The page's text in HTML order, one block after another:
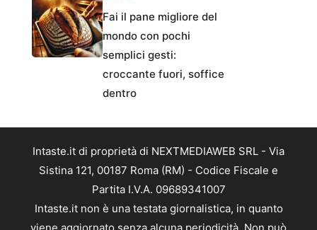
Fai il pane migliore del
mondo con pochi
semplici gesti:
croccante fuori, soffice
dentro
Intaste.it di proprietà di NEXTMEDIAWEB SRL - Via
Sistina 121, 00187 Roma (RM) - Codice Fiscale e
Partita I.V.A. 09689341007
Intaste.it non è una testata giornalistica, in quanto